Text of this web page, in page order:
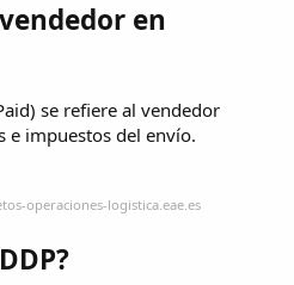
en
se refiere al vendedor
e impuestos del envío.
operaciones-logistica.eae.es